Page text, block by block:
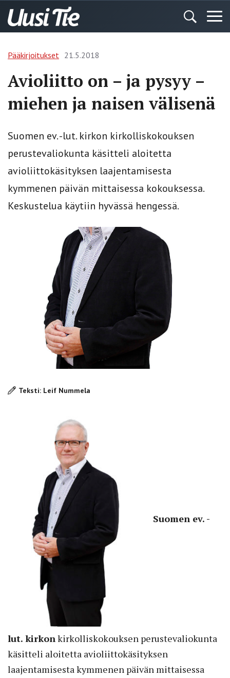
Pääkirjoitukset 21.5.2018
Avioliitto on – ja pysyy –
miehen ja naisen välisenä
Suomen ev. -lut. kirkon kirkolliskokouk­sen
perustevaliokunta käsitteli aloitetta
avioliittokäsityksen laajentamisesta
kymmenen päivän mittaisessa kokouksessa.
Keskustelua käytiin hyvässä hengessä.
Teksti: Leif Nummela
Suomen ev. -
lut. kirkonkirkolliskokouk­sen perustevaliokunta
käsitteli aloitetta avioliittokäsityksen
laajentamisesta kymmenen päivän mittaisessa